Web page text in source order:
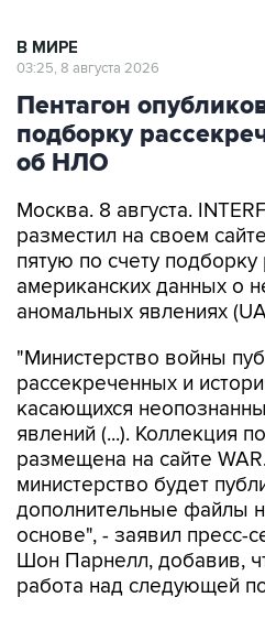
В МИРЕ
03:25, 8 августа 2026
Пентагон
подборку
об НЛО
Москва. 8 августа.
разместил на своем
пятую по счету
американских данных о
аномальных явлениях
"Министерство войны
рассекреченных и
касающихся
явлений (...). Коллекция
размещена на сайте
министерство будет
дополнительные файлы
основе", - заявил пресс-
Шон Парнелл, добавив,
работа над следующей